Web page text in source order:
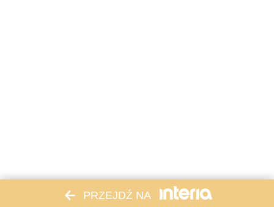
PRZEJDŹ NA